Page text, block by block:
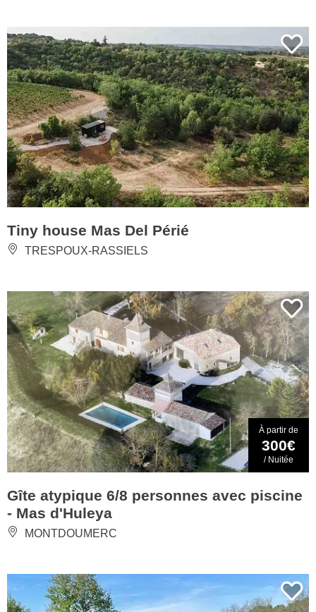
Tiny house Mas Del Périé
TRESPOUX-RASSIELS
À partir de
300€
/ Nuitée
Gîte atypique 6/8 personnes avec piscine
- Mas d'Huleya
MONTDOUMERC